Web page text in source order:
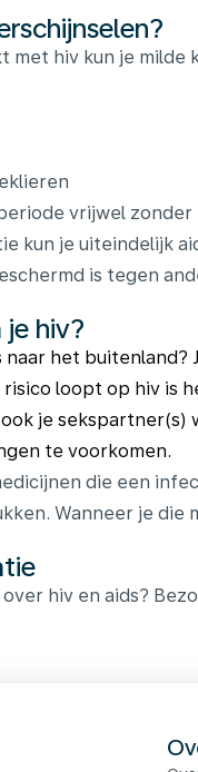
met hiv kun je
vrijwel
kun je uiteindelijk
is tegen
je hiv?
naar het
risico loopt op hiv is
je sekspartner(s)
te voorkomen.
die een
Wanneer je
hiv en aids?